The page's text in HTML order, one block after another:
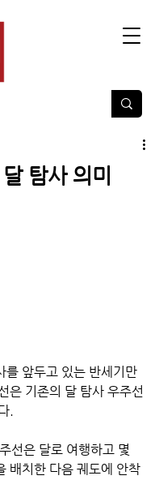
탐사 의미
를 앞두고 있는 반세기만
은 기존의 달 탐사 우주선
.
선은 달로 여행하고 몇
배치한 다음 궤도에 안착